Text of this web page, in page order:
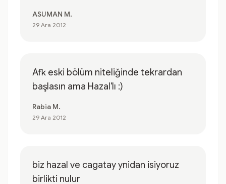
ASUMAN M.
29 Ara 2012
Afk eski bölüm niteliğinde tekrardan
başlasın ama Hazal'lı :)
Rabia M.
29 Ara 2012
biz hazal ve cagatay ynidan isiyoruz
birlikti nulur